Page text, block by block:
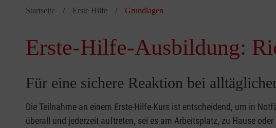
Startseite Erste Hilfe Grundlagen
Erste-Hilfe-Ausbildung:
Für eine sichere Reaktion bei
Die Teilnahme an einem Erste-Hilfe-Kurs ist entscheidend, um in
überall und jederzeit auftreten, sei es am Arbeitsplatz, zu Hause